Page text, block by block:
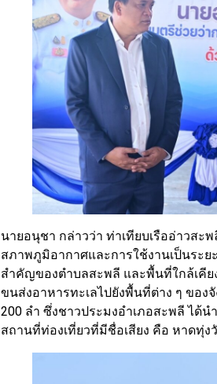
นายอนุชา กล่าวว่า ท่าเทียบเรืออ่าวส
สภาพภูมิอากาศและการใช้งานเป็นระ
สำคัญของตำบลสะพลี และพื้นที่ใกล้เคีย
ขนส่งอาหารทะเลไปยังพื้นที่ต่าง ๆ ขอ
200 ลำ ซึ่งชาวประมงอำเภอสะพลี ได้น
สถานที่ท่องเที่ยวที่มีชื่อเสียง คือ หาดทุ่